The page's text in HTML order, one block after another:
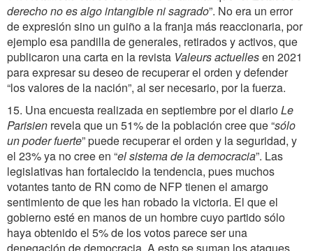
derecho no es algo intangible ni sagrado”. No era un error
de expresión sino un guiño a la franja más reaccionaria, por
ejemplo esa pandilla de generales, retirados y activos, que
publicaron una carta en la revista Valeurs actuellesen 2021
para expresar su deseo de recuperar el orden y defender
“los valores de la nación”, al ser necesario, por la fuerza.
15. Una encuesta realizada en septiembre por el diarioLe
Parisien revela que un 51% de la población cree que “sólo
un poder fuerte” puede recuperar el orden y la seguridad, y
el 23% ya no cree en “el sistema de la democracia”. Las
legislativas han fortalecido la tendencia, pues muchos
votantes tanto de RN como de NFP tienen el amargo
sentimiento de que les han robado la victoria. El que el
gobierno esté en manos de un hombre cuyo partido sólo
haya obtenido el 5% de los votos parece ser una